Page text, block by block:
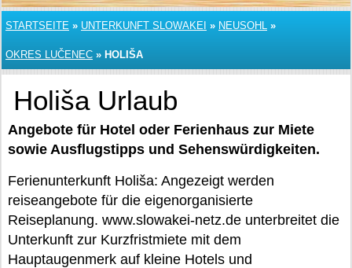
STARTSEITE » UNTERKUNFT SLOWAKEI » NEUSOHL »
OKRES LUČENEC » HOLIŠA
Holiša Urlaub
Angebote für Hotel oder Ferienhaus zur Miete
sowie Ausflugstipps und Sehenswürdigkeiten.
Ferienunterkunft Holiša: Angezeigt werden
reiseangebote für die eigenorganisierte
Reiseplanung. www.slowakei-netz.de unterbreitet die
Unterkunft zur Kurzfristmiete mit dem
Hauptaugenmerk auf kleine Hotels und